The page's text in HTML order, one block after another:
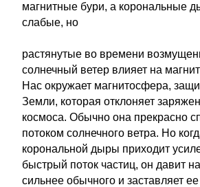
магнитные бури, а корональные
слабые, но
растянутые во времени
солнечный ветер влияет на
Нас окружает магнитосфера,
Земли, которая отклоняет
космоса. Обычно она прекрасно
потоком солнечного ветра. Но
корональной дыры приходит
быстрый поток частиц, он давит
сильнее обычного и заставляет